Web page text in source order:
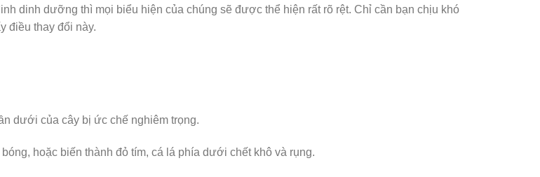
dinh dưỡng thì mọi biểu hiện của chúng sẽ được thể hiện rất rõ rệt. Chỉ cần bạn chịu khó
điều thay đổi này.
dưới của cây bị ức chế nghiêm trọng.
hoặc biến thành đỏ tím, cá lá phía dưới chết khô và rụng.